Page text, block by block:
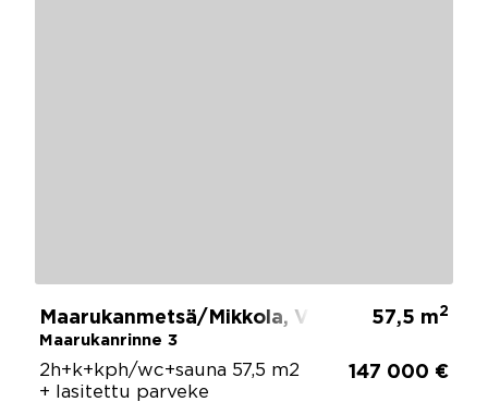
Maarukanmetsä/Mikkola, Vantaa
Maarukanrinne 3
57,5 m2
2h+k+kph/wc+sauna 57,5 m2
+ lasitettu parveke
147 000 €